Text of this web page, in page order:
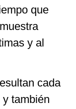
que
y al
cada
también